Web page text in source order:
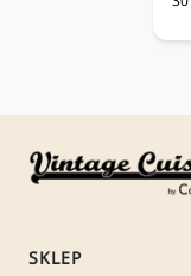
SKLEP